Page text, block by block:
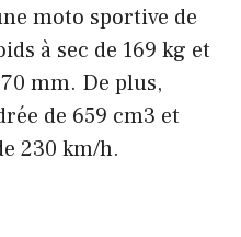
moto sportive de
à sec de 169 kg et
mm. De plus,
de 659 cm3 et
230 km/h.